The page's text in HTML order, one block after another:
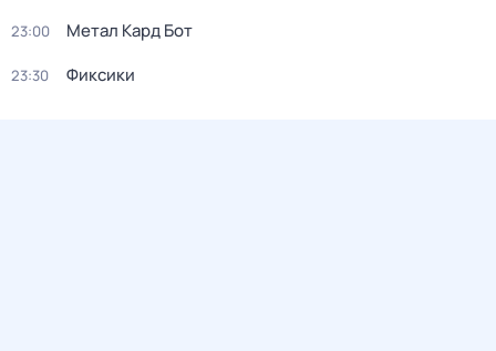
23:00 Метал Кард Бот
23:30 Фиксики